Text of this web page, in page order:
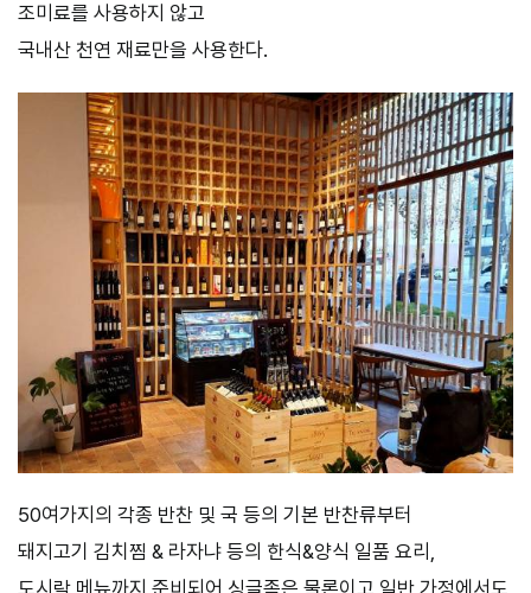
조미료를 사용하지 않고
국내산 천연 재료만을 사용한다.
50여가지의 각종 반찬 및 국 등의 기본 반찬류부터
돼지고기 김치찜 & 라자냐 등의 한식&양식 일품 요리,
도시락 메뉴까지 준비되어 싱글족은 물론이고 일반 가정에서도